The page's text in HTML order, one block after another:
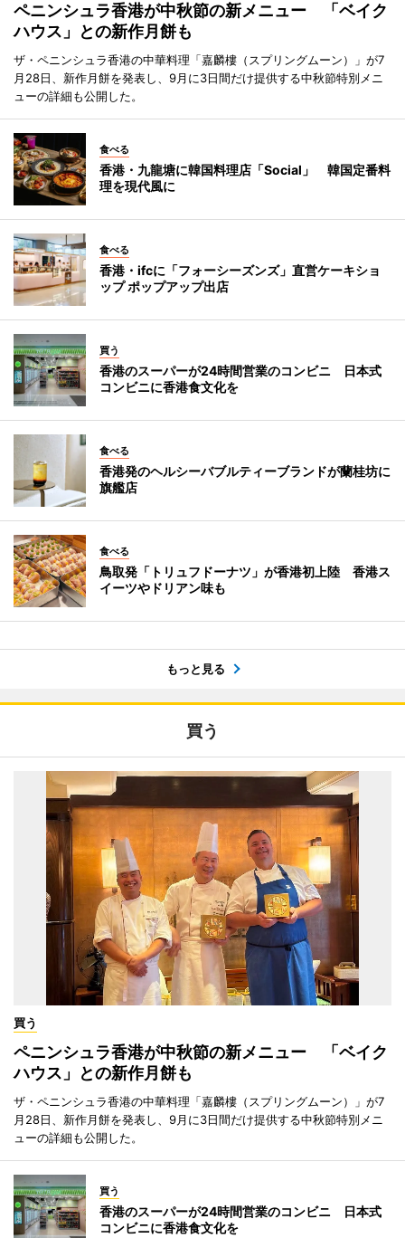
ペニンシュラ香港が中秋節の新メニュー 「ベイク
ハウス」との新作月餅も
ザ・ペニンシュラ香港の中華料理「嘉麟樓（スプリングムーン）」が7
月28日、新作月餅を発表し、9月に3日間だけ提供する中秋節特別メニ
ューの詳細も公開した。
食べる
香港・九龍塘に韓国料理店「Social」 韓国定番料
理を現代風に
食べる
香港・ifcに「フォーシーズンズ」直営ケーキショ
ップ ポップアップ出店
買う
香港のスーパーが24時間営業のコンビニ 日本式
コンビニに香港食文化を
食べる
香港発のヘルシーバブルティーブランドが蘭桂坊に
旗艦店
食べる
鳥取発「トリュフドーナツ」が香港初上陸 香港ス
イーツやドリアン味も
もっと見る
買う
買う
ペニンシュラ香港が中秋節の新メニュー 「ベイク
ハウス」との新作月餅も
ザ・ペニンシュラ香港の中華料理「嘉麟樓（スプリングムーン）」が7
月28日、新作月餅を発表し、9月に3日間だけ提供する中秋節特別メニ
ューの詳細も公開した。
買う
香港のスーパーが24時間営業のコンビニ 日本式
コンビニに香港食文化を